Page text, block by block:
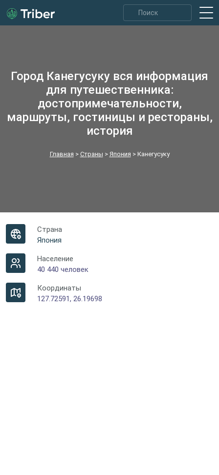
Город Канегусуку вся информация
для путешественника:
достопримечательности,
маршруты, гостиницы и рестораны,
история
Главная > Страны > Япония > Канегусуку
Страна
Япония
Население
40 440 человек
Координаты
127.72591, 26.19698